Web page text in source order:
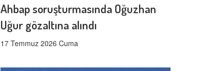
Ahbap soruşturmasında Oğuzhan
Uğur gözaltına alındı
17 Temmuz 2026 Cuma